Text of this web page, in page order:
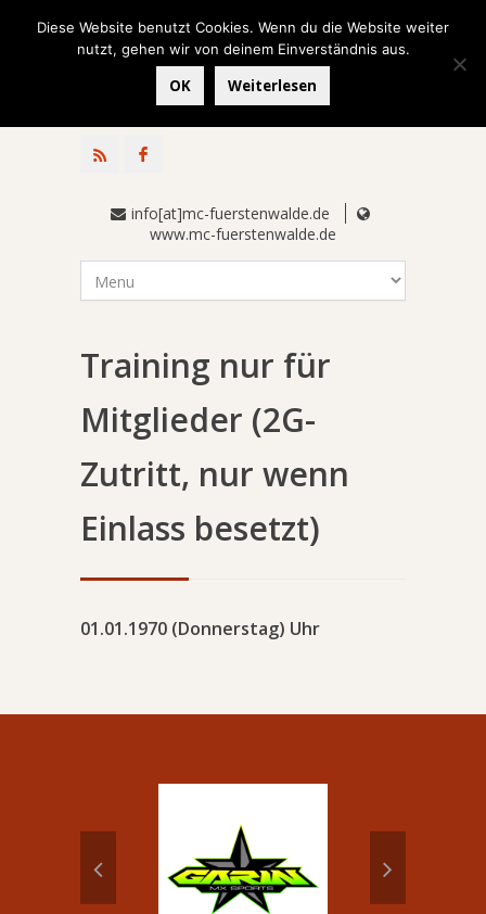
info[at]mc-fuerstenwalde.de
www.mc-fuerstenwalde.de
Training nur für
Mitglieder (2G-
Zutritt, nur wenn
Einlass besetzt)
01.01.1970 (Donnerstag) Uhr
Diese Website benutzt Cookies. Wenn du die Website weiter
nutzt, gehen wir von deinem Einverständnis aus.
OK Weiterlesen